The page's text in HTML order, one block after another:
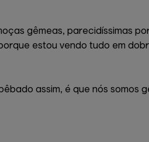
gêmeas, parecidíssimas
estou vendo tudo em
assim, é que nós somos